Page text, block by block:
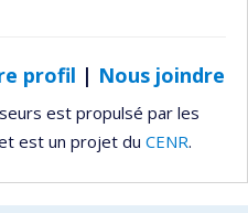
profil | Nous joindre
est propulsé par les
est un projet du CENR.